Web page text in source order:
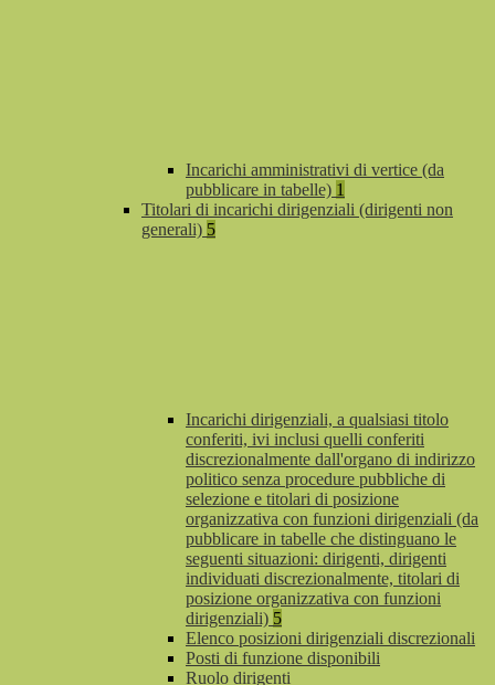
Incarichi amministrativi di vertice (da
pubblicare in tabelle) 1
Titolari di incarichi dirigenziali (dirigenti non
generali) 5
Incarichi dirigenziali, a qualsiasi titolo
conferiti, ivi inclusi quelli conferiti
discrezionalmente dall'organo di indirizzo
politico senza procedure pubbliche di
selezione e titolari di posizione
organizzativa con funzioni dirigenziali (da
pubblicare in tabelle che distinguano le
seguenti situazioni: dirigenti, dirigenti
individuati discrezionalmente, titolari di
posizione organizzativa con funzioni
dirigenziali) 5
Elenco posizioni dirigenziali discrezionali
Posti di funzione disponibili
Ruolo dirigenti